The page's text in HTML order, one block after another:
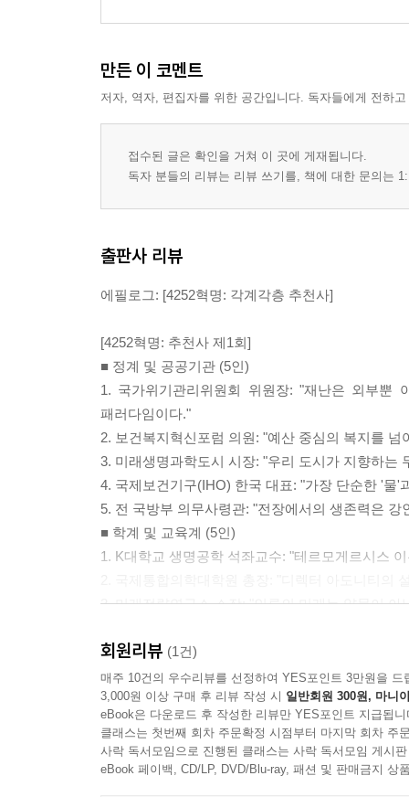
만든 이 코멘트
저자, 역자, 편집자를 위한 공간입니다. 독자들에게 전하
접수된 글은 확인을 거쳐 이 곳에 게재됩니다.
독자 분들의 리뷰는 리뷰 쓰기를, 책에 대한 문의는
출판사 리뷰
에필로그: [4252혁명: 각계각층 추천사]
[4252혁명: 추천사 제1회]
■ 정계 및 공공기관 (5인)
1. 국가위기관리위원회 위원장: "재난은 외부뿐
패러다임이다."
2. 보건복지혁신포럼 의원: "예산 중심의 복지를
3. 미래생명과학도시 시장: "우리 도시가 지향하는
4. 국제보건기구(IHO) 한국 대표: "가장 단순한 '물
5. 전 국방부 의무사령관: "전장에서의 생존력은
■ 학계 및 교육계 (5인)
1. K대학교 생명공학 석좌교수: "테르모게르시스
3. 미래전략연구소 소장: "인류의 미래는 약물이
5. 응용물리학회 명예회장: "열역학적 에너지가 생
■ 의학 및 보건 의료계 (10인)
1. 대한면역학회 상임이사: "42°C와 52°C의 교차
2. 종합병원 암센터 원장: "암세포는 열에 취약하
3. 한방내과학회 회장: "냉기를 몰아내고 온기를
4. 줄기세포 재생의학 연구소장: "세포의 재생 능
회원리뷰 (1건)
매주 10건의 우수리뷰를 선정하여 YES포인트 3만원을 드
3,000원 이상 구매 후 리뷰 작성 시 일반회원 300원, 마니
eBook은 다운로드 후 작성한 리뷰만 YES포인트 지급됩니
클래스는 첫번째 회차 주문확정 시점부터 마지막 회차 주
사락 독서모임으로 진행된 클래스는 사락 독서모임 게시
eBook 페이백, CD/LP, DVD/Blu-ray, 패션 및 판매금지 상